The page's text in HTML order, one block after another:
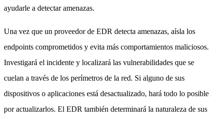
ayudarle a detectar amenazas.
Una vez que un proveedor de EDR detecta amenazas, aísla los
endpoints comprometidos y evita más comportamientos maliciosos.
Investigará el incidente y localizará las vulnerabilidades que se
cuelan a través de los perímetros de la red. Si alguno de sus
dispositivos o aplicaciones está desactualizado, hará todo lo posible
por actualizarlos. El EDR también determinará la naturaleza de sus